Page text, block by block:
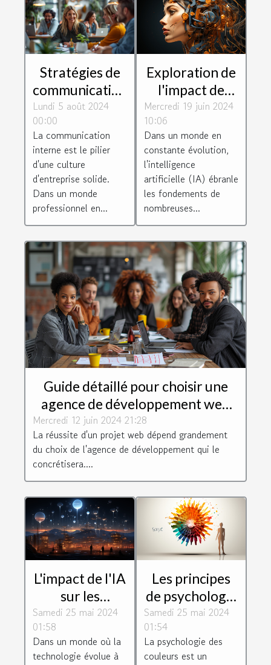
Stratégies de
communication
interne pour
renforcer la
culture
d'entreprise
Lundi 5 août 2024
00:00
La communication
interne est le pilier
d'une culture
d'entreprise solide.
Dans un monde
professionnel en...
Exploration de
l'impact de
l'intelligence
artificielle sur
les industries
créatives :
Comment les
générateurs
d'images et de
logos
redéfinissent la
création
artistique
Mercredi 19 juin 2024
10:06
Dans un monde en
constante évolution,
l'intelligence
artificielle (IA) ébranle
les fondements de
nombreuses...
Guide détaillé pour choisir une
agence de développement web
adaptée à votre projet
Mercredi 12 juin 2024 21:28
La réussite d'un projet web dépend grandement
du choix de l'agence de développement qui le
concrétisera....
L'impact de l'IA
sur les
stratégies de
communication
moderne
Samedi 25 mai 2024
01:58
Dans un monde où la
technologie évolue à
Les principes
de psychologie
des couleurs
création de
Samedi 25 mai 2024
01:54
La psychologie des
couleurs est un